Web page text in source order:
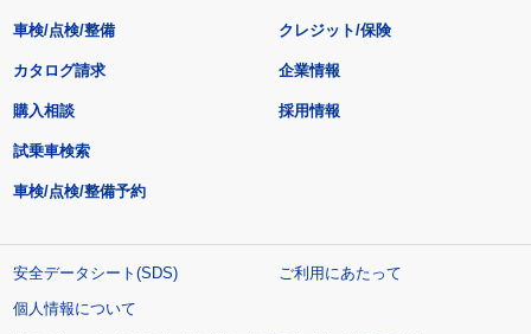
車検/点検/整備 クレジット/保険
カタログ請求
購入相談
試乗車検索
車検/点検/整備予約
企業情報
採用情報
安全データシート(SDS)
ご利用にあたって
個人情報について